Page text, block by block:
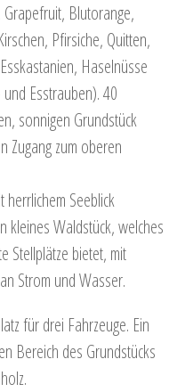
Blutorange,
Pfirsiche, Quitten,
Haselnüsse
Esstrauben). 40
sonnigen Grundstück
Zugang zum oberen
Seeblick
kleines Waldstück, welches
Stellplätze bietet, mit
Strom und Wasser.
für drei Fahrzeuge. Ein
Bereich des Grundstücks